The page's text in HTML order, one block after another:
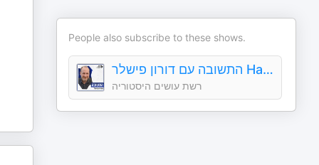
People also subscribe to these shows.
התשובה עם דורון פישלר Hatshuva With Doron Fishler
רשת עושים היסטוריה